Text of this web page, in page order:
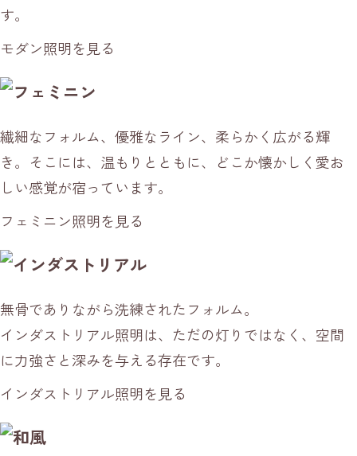
す。
モダン照明を見る
繊細なフォルム、優雅なライン、柔らかく広がる輝
き。そこには、温もりとともに、どこか懐かしく愛お
しい感覚が宿っています。
フェミニン照明を見る
無骨でありながら洗練されたフォルム。
インダストリアル照明は、ただの灯りではなく、空間
に力強さと深みを与える存在です。
インダストリアル照明を見る